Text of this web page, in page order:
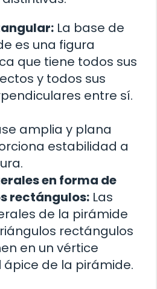
La base de
es una figura
que tiene todos sus
y todos sus
entre sí.
amplia y plana
estabilidad a
en forma de
rectángulos: Las
de la pirámide
rectángulos
en un vértice
ápice de la pirámide.